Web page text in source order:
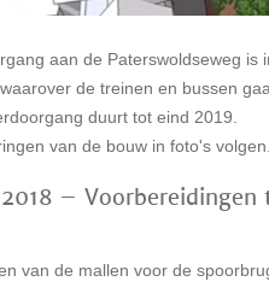
aan de Paterswoldseweg
de treinen en bussen
duurt tot eind 2019.
van de bouw in foto's volgen.
– Voorbereidingen